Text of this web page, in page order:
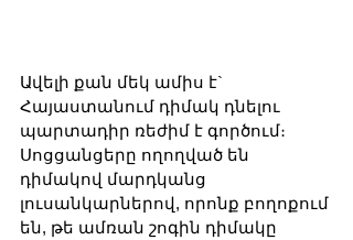
Ավելի քան մեկ ամիս է`
Հայաստանում դիմակ դնելու
պարտադիր ռեժիմ է գործում։
Սոցցանցերը ողողված են
դիմակով մարդկանց
լուսանկարներով, որոնք բողոքում
են, թե ամռան շոգին դիմակը